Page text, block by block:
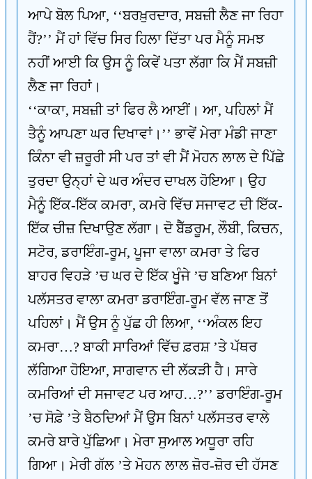
ਆਪੇ ਬੋਲ ਪਿਆ, ‘‘ਬਰਖ਼ੁਰਦਾਰ, ਸਬਜ਼ੀ ਲੈਣ ਜਾ ਰਿਹਾ
ਹੈਂ?’’ ਮੈਂ ਹਾਂ ਵਿੱਚ ਸਿਰ ਹਿਲਾ ਦਿੱਤਾ ਪਰ ਮੈਨੂੰ ਸਮਝ
ਨਹੀਂ ਆਈ ਕਿ ਉਸ ਨੂੰ ਕਿਵੇਂ ਪਤਾ ਲੱਗਾ ਕਿ ਮੈਂ ਸਬਜ਼ੀ
ਲੈਣ ਜਾ ਰਿਹਾਂ।
‘‘ਕਾਕਾ, ਸਬਜ਼ੀ ਤਾਂ ਫਿਰ ਲੈ ਆਈਂ। ਆ, ਪਹਿਲਾਂ ਮੈਂ
ਤੈਨੂੰ ਆਪਣਾ ਘਰ ਦਿਖਾਵਾਂ।’’ ਭਾਵੇਂ ਮੇਰਾ ਮੰਡੀ ਜਾਣਾ
ਕਿੰਨਾ ਵੀ ਜ਼ਰੂਰੀ ਸੀ ਪਰ ਤਾਂ ਵੀ ਮੈਂ ਮੋਹਨ ਲਾਲ ਦੇ ਪਿੱਛੇ
ਤੁਰਦਾ ਉਨ੍ਹਾਂ ਦੇ ਘਰ ਅੰਦਰ ਦਾਖਲ ਹੋਇਆ। ਉਹ
ਮੈਨੂੰ ਇੱਕ-ਇੱਕ ਕਮਰਾ, ਕਮਰੇ ਵਿੱਚ ਸਜਾਵਟ ਦੀ ਇੱਕ-
ਇੱਕ ਚੀਜ਼ ਦਿਖਾਉਣ ਲੱਗਾ। ਦੋ ਬੈੱਡਰੂਮ, ਲੌਬੀ, ਕਿਚਨ,
ਸਟੋਰ, ਡਰਾਇੰਗ-ਰੂਮ, ਪੂਜਾ ਵਾਲਾ ਕਮਰਾ ਤੇ ਫਿਰ
ਬਾਹਰ ਵਿਹੜੇ ’ਚ ਘਰ ਦੇ ਇੱਕ ਖੂੰਜੇ ’ਚ ਬਣਿਆ ਬਿਨਾਂ
ਪਲੱਸਤਰ ਵਾਲਾ ਕਮਰਾ ਡਰਾਇੰਗ-ਰੂਮ ਵੱਲ ਜਾਣ ਤੋਂ
ਪਹਿਲਾਂ। ਮੈਂ ਉਸ ਨੂੰ ਪੁੱਛ ਹੀ ਲਿਆ, ‘‘ਅੰਕਲ ਇਹ
ਕਮਰਾ…? ਬਾਕੀ ਸਾਰਿਆਂ ਵਿੱਚ ਫ਼ਰਸ਼ ’ਤੇ ਪੱਥਰ
ਲੱਗਿਆ ਹੋਇਆ, ਸਾਗਵਾਨ ਦੀ ਲੱਕੜੀ ਹੈ। ਸਾਰੇ
ਕਮਰਿਆਂ ਦੀ ਸਜਾਵਟ ਪਰ ਆਹ…?’’ ਡਰਾਇੰਗ-ਰੂਮ
’ਚ ਸੋਫ਼ੇ ’ਤੇ ਬੈਠਦਿਆਂ ਮੈਂ ਉਸ ਬਿਨਾਂ ਪਲੱਸਤਰ ਵਾਲੇ
ਕਮਰੇ ਬਾਰੇ ਪੁੱਛਿਆ। ਮੇਰਾ ਸੁਆਲ ਅਧੂਰਾ ਰਹਿ
ਗਿਆ। ਮੇਰੀ ਗੱਲ ’ਤੇ ਮੋਹਨ ਲਾਲ ਜ਼ੋਰ-ਜ਼ੋਰ ਦੀ ਹੱਸਣ